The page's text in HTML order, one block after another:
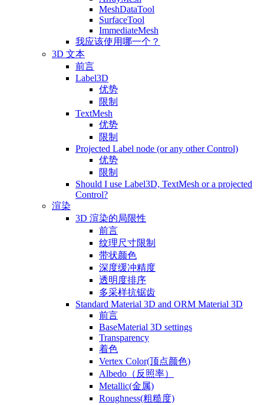
MeshDataTool
SurfaceTool
ImmediateMesh
我应该使用哪一个？
3D 文本
前言
Label3D
优势
限制
TextMesh
优势
限制
Projected Label node (or any other Control)
优势
限制
Should I use Label3D, TextMesh or a projected
Control?
渲染
3D 渲染的局限性
前言
纹理尺寸限制
带状颜色
深度缓冲精度
透明度排序
多采样抗锯齿
Standard Material 3D and ORM Material 3D
前言
BaseMaterial 3D settings
Transparency
着色
Vertex Color(顶点颜色)
Albedo（反照率）
Metallic(金属)
Roughness(粗糙度)